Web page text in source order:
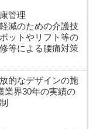
管理
減のための介護技
ットやリフト等の
等による腰痛対策
的なデザインの施
業界30年の実績の